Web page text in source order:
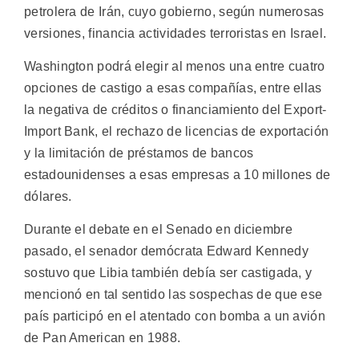
petrolera de Irán, cuyo gobierno, según numerosas
versiones, financia actividades terroristas en Israel.
Washington podrá elegir al menos una entre cuatro
opciones de castigo a esas compañías, entre ellas
la negativa de créditos o financiamiento del Export-
Import Bank, el rechazo de licencias de exportación
y la limitación de préstamos de bancos
estadounidenses a esas empresas a 10 millones de
dólares.
Durante el debate en el Senado en diciembre
pasado, el senador demócrata Edward Kennedy
sostuvo que Libia también debía ser castigada, y
mencionó en tal sentido las sospechas de que ese
país participó en el atentado con bomba a un avión
de Pan American en 1988.